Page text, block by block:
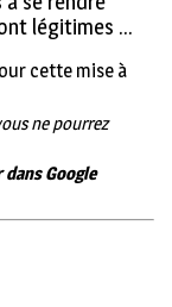
légitimes …
cette mise à
ne pourrez
Google